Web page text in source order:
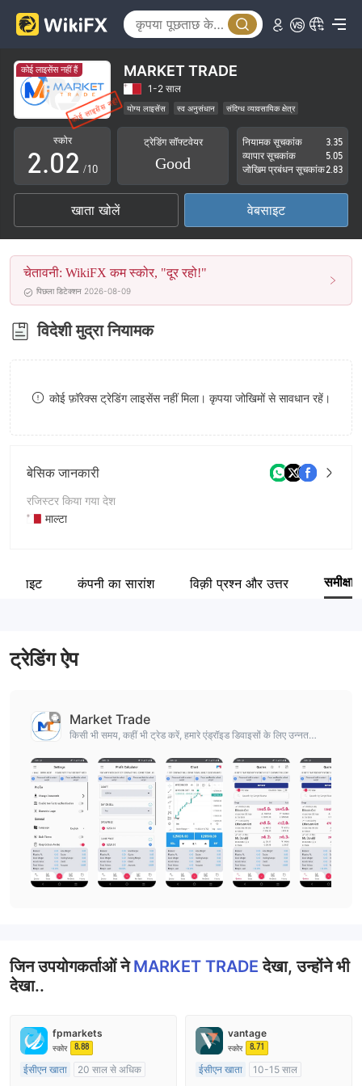
कोई लाइसेंस नहीं हैं MARKET TRADE
1-2 साल
योग्य लाइसेंस स्व अनुसंधान
संदिग्ध व्यावसायिक क्षेत्र
उच्च संभावित विस्तार
स्कोर
0
1
2
3
4
5
6
7
8
9
.0
1
2
3
4
5
6
7
0
1
2
3
4
5
6
7
8
9
/10
ट्रेडिंग सॉफ्टवेयर
Good
नियामक सूचकांक
3.35
व्यापार सूचकांक
5.05
जोखिम प्रबंधन सूचकांक2.83
खाता खोलें वेबसाइट
चेतावनी: WikiFX कम स्कोर, "दूर रहो!"
पिछला डिटेक्शन 2026-08-09
विदेशी मुद्रा नियामक
कोई फ़ॉरेक्स ट्रेडिंग लाइसेंस नहीं मिला। कृपया जोखिमों से सावधान रहें।
बेसिक जानकारी
रजिस्टर किया गया देश
माल्टा
कंपनी का नाम
वेबसाइट कंपनी का सारांश विक़ी प्रश्न और उत्तर समीक्षा
ट्रेडिंग ऐप
Market Trade
किसी भी समय, कहीं भी ट्रेड करें, हमारे एंड्रॉइड डिवाइसों के लिए उन्नत
जिन उपयोगकर्ताओं नेMARKET TRADEदेखा, उन्होंने भी
देखा..
fpmarkets
स्कोर 8.88
ईसीएन खाता
20 साल से अधिक
vantage
स्कोर 8.71
ईसीएन खाता
10-15 साल